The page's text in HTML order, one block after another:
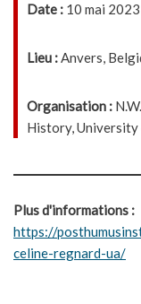
Date : 10 mai 2023
Lieu :Anvers,
Organisation :
History,
Plus d'informations :
https://
celine-regnard-ua/